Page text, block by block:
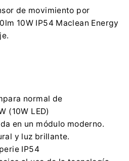
de movimiento por
10W IP54 Maclean Energy
normal de
(10W LED)
en un módulo moderno.
y luz brillante.
IP54